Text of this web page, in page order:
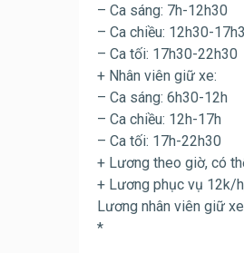
– Ca sáng: 7h-12h30
– Ca chiều: 12h30-
– Ca tối: 17h30-22h30
+ Nhân viên giữ xe:
– Ca sáng: 6h30-12h
– Ca chiều: 12h-17h
– Ca tối: 17h-22h30
+ Lương theo giờ, có
+ Lương phục vụ 12k/
Lương nhân viên giữ
*